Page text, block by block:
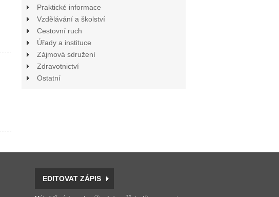
Praktické informace
Vzdělávání a školství
Cestovní ruch
Úřady a instituce
Zájmová sdružení
Zdravotnictví
Ostatní
EDITOVAT ZÁPIS